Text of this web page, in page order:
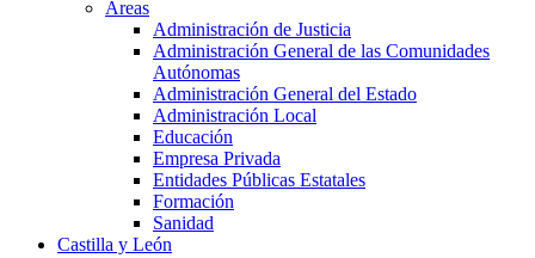
Áreas
Administración de Justicia
Administración General de las Comunidades
Autónomas
Administración General del Estado
Administración Local
Educación
Empresa Privada
Entidades Públicas Estatales
Formación
Sanidad
Castilla y León